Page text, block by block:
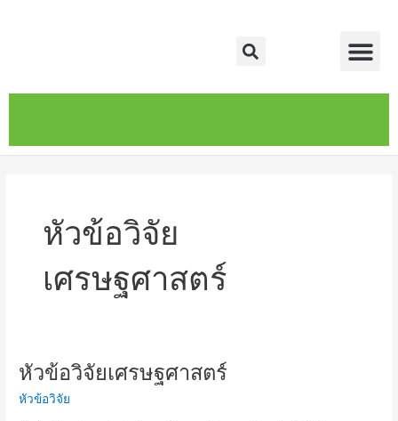
Search
หัวข้อวิจัย
เศรษฐศาสตร์
หัวข้อวิจัยเศรษฐศาสตร์
หัวข้อวิจัย
หัวข้อ
เศรษฐศาสตร์